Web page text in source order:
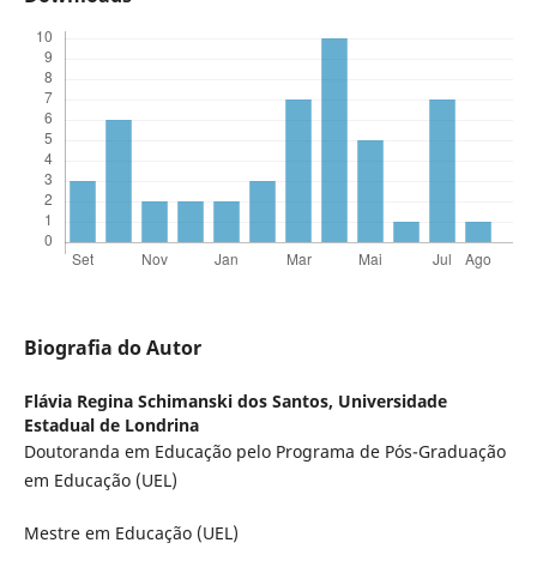
Biografia do Autor
Flávia Regina Schimanski dos Santos, Universidade
Estadual de Londrina
Doutoranda em Educação pelo Programa de Pós-Graduação
em Educação (UEL)
Mestre em Educação (UEL)